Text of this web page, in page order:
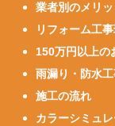
業者別のメリ
リフォーム工
150万円以上の
雨漏り・防水
施工の流れ
カラーシミュ